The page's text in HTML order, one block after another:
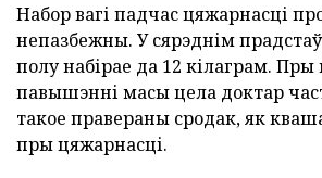
Набор вагі падчас цяжарнасці
непазбежны. У сярэднім
полу набірае да 12 кілаграм.
павышэнні масы цела доктар
такое правераны сродак, як
пры цяжарнасці.